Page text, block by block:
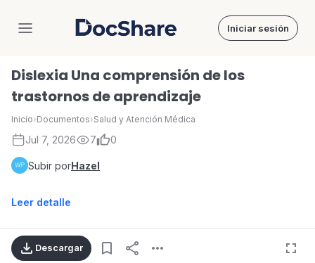
DocShare Iniciar sesión
Dislexia Una comprensión de los
trastornos de aprendizaje
Inicio›Documentos›Salud y Atención Médica
Jul 7, 2026 7 0
Subir porHazel
Leer detalle
Descargar